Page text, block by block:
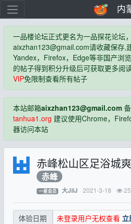
内
一品楼论坛正式更名为一品探花论坛
aixzhan123@gmail.com请收藏保存,
Yandex，Firefox，Edge等非国产浏
的帖子得到积分升级后可获取更多阅
VIP免限制查看所有帖子
本站邮箱aixzhan123@gmail.com备
tanhua1.org 建议使用Chrome，
器访问本站
赤峰松山区足浴城
赤峰
一星会员 大JiiJ 2021-3-18
体验日期 未登录用户无权查看 立